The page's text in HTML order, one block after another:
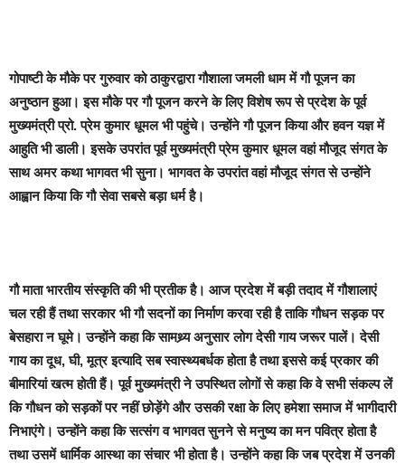
गोपाष्टी के मौके पर गुरुवार को ठाकुरद्वारा गौशाला जमली धाम में गौ पूजन का
अनुष्ठान हुआ। इस मौके पर गौ पूजन करने के लिए विशेष रूप से प्रदेश के पूर्व
मुख्यमंत्री प्रो. प्रेम कुमार धूमल भी पहुंचे। उन्होंने गौ पूजन किया और हवन यज्ञ में
आहुति भी डाली। इसके उपरांत पूर्व मुख्यमंत्री प्रेम कुमार धूमल वहां मौजूद संगत के
साथ अमर कथा भागवत भी सुना। भागवत के उपरांत वहां मौजूद संगत से उन्होंने
आह्वान किया कि गौ सेवा सबसे बड़ा धर्म है।
गौ माता भारतीय संस्कृति की भी प्रतीक है। आज प्रदेश में बड़ी तदाद में गौशालाएं
चल रही हैं तथा सरकार भी गौ सदनों का निर्माण करवा रही है ताकि गौधन सड़क पर
बेसहारा न घूमे। उन्होंने कहा कि सामथ्र्य अनुसार लोग देसी गाय जरूर पालें। देसी
गाय का दूध, घी, मूत्र इत्यादि सब स्वास्थ्यबर्धक होता है तथा इससे कई प्रकार की
बीमारियां खत्म होती हैं। पूर्व मुख्यमंत्री ने उपस्थित लोगों से कहा कि वे सभी संकल्प लें
कि गौधन को सड़कों पर नहीं छोड़ेंगे और उसकी रक्षा के लिए हमेशा समाज में भागीदारी
निभाएंगे। उन्होंने कहा कि सत्संग व भागवत सुनने से मनुष्य का मन पवित्र होता है
तथा उसमें धार्मिक आस्था का संचार भी होता है। उन्होंने कहा कि जब प्रदेश में उनकी